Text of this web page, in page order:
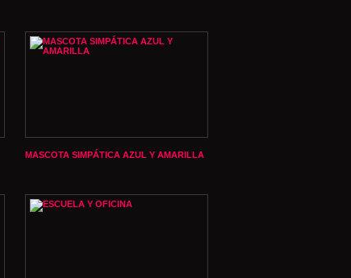
MASCOTA SIMPÁTICA AZUL Y AMARILLA